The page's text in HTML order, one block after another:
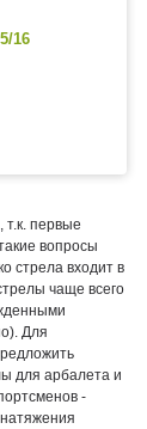
16
т.к. первые
вопросы
стрела входит в
чаще всего
Для
для арбалета и
-